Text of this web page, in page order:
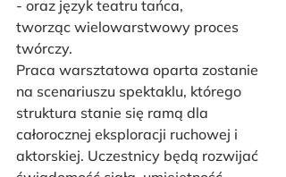
- oraz język teatru tańca,
tworząc wielowarstwowy proces
twórczy.
Praca warsztatowa oparta zostanie
na scenariuszu spektaklu, którego
struktura stanie się ramą dla
całorocznej eksploracji ruchowej i
aktorskiej. Uczestnicy będą rozwijać